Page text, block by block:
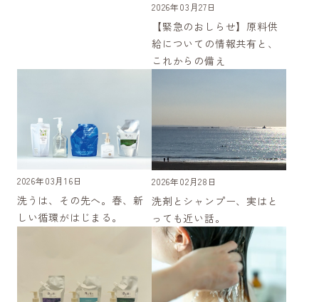
2026年03月27日
【緊急のおしらせ】原料供
給についての情報共有と、
これからの備え
2026年03月16日
洗うは、その先へ。春、新
しい循環がはじまる。
2026年02月28日
洗剤とシャンプー、実はと
っても近い話。